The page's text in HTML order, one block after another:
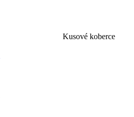
Kusové koberce